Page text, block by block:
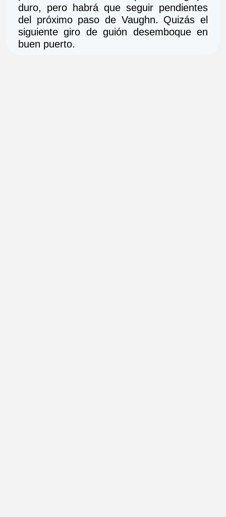
duro, pero habrá que seguir pendientes
del próximo paso de Vaughn. Quizás el
siguiente giro de guión desemboque en
buen puerto.